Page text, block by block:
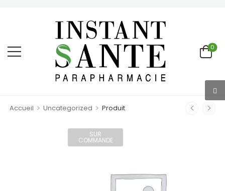
0
Accueil > Uncategorized > Produit
SUR
COMMANDE